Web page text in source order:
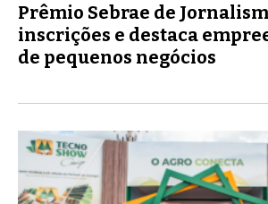
Prêmio Sebrae de
inscrições e destaca
de pequenos negócios